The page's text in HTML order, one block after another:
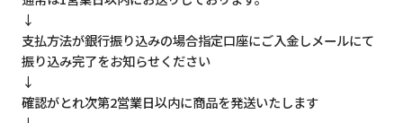
↓
支払方法が銀行振り込みの場合指定口座にご入金しメールにて
振り込み完了をお知らせください
↓
確認がとれ次第2営業日以内に商品を発送いたします